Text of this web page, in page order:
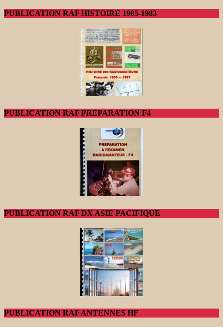
PUBLICATION RAF HISTOIRE 1905-1983
PUBLICATION RAF PREPARATION F4
PUBLICATION RAF DX ASIE PACIFIQUE
PUBLICATION RAF ANTENNES HF